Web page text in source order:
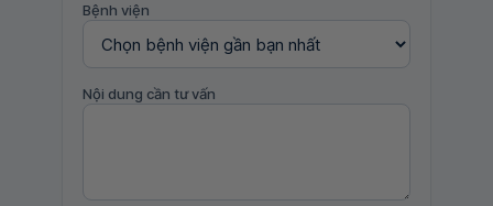
Bệnh viện
Nội dung cần tư vấn